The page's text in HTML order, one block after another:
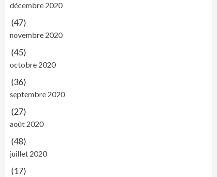
décembre 2020
(47)
novembre 2020
(45)
octobre 2020
(36)
septembre 2020
(27)
août 2020
(48)
juillet 2020
(17)